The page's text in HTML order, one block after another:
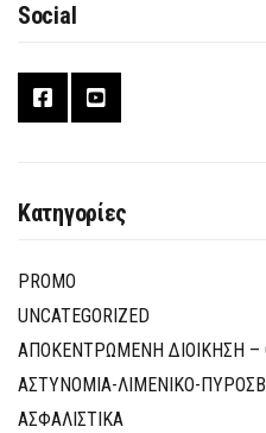
Social
Κατηγορίες
PROMO
UNCATEGORIZED
ΑΠΟΚΕΝΤΡΩΜΕΝΗ ΔΙΟΙΚΗΣΗ –
ΑΣΤΥΝΟΜΙΑ-ΛΙΜΕΝΙΚΟ-
ΑΣΦΑΛΙΣΤΙΚΑ